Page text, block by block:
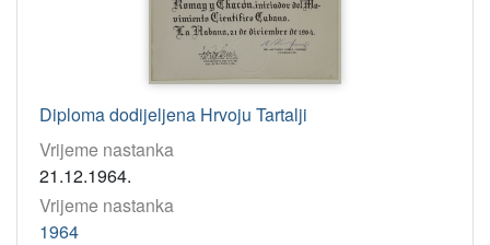
Diploma dodijeljena Hrvoju Tartalji
Vrijeme nastanka
21.12.1964.
Vrijeme nastanka
1964